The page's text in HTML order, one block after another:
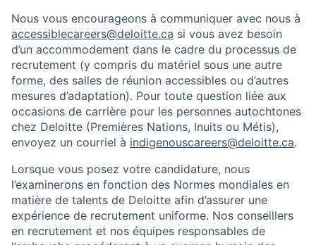
Nous vous encourageons à communiquer avec nous à
accessiblecareers@deloitte.ca si vous avez besoin
d’un accommodement dans le cadre du processus de
recrutement (y compris du matériel sous une autre
forme, des salles de réunion accessibles ou d’autres
mesures d’adaptation). Pour toute question liée aux
occasions de carrière pour les personnes autochtones
chez Deloitte (Premières Nations, Inuits ou Métis),
envoyez un courriel à indigenouscareers@deloitte.ca.
Lorsque vous posez votre candidature, nous
l’examinerons en fonction des Normes mondiales en
matière de talents de Deloitte afin d’assurer une
expérience de recrutement uniforme. Nos conseillers
en recrutement et nos équipes responsables de